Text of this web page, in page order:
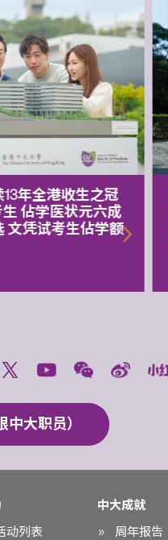
年全港收生之冠
佔学医状元六成
文凭试考生佔学额
大职员）
动列表
中大成就
周年报告